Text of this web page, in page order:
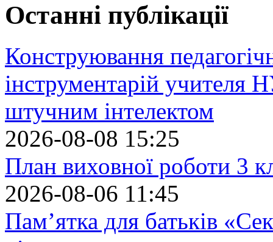
Останні публікації
Конструювання
інструментарій учителя
штучним інтелектом
2026-08-08 15:25
План виховної роботи 3
2026-08-06 11:45
Пам’ятка для батьків